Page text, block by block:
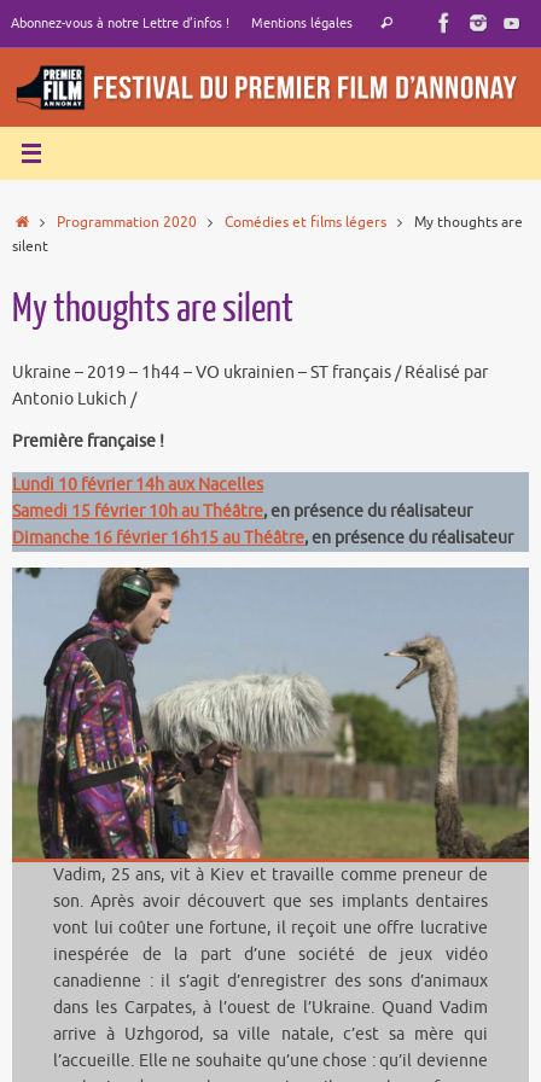
contenu
Abonnez-vous à notre Lettre d’infos ! Mentions légales
Recherche
Rechercher
AccueilProgrammation 2020 Comédies et films légers
My thoughts are
silent
My thoughts are silent
Ukraine – 2019 – 1h44 – VO ukrainien – ST français / Réalisé par
Antonio Lukich /
Première française !
Lundi 10 février 14h aux Nacelles
Samedi 15 février 10h au Théâtre, en présence du réalisateur
Dimanche 16 février 16h15 au Théâtre, en présence du réalisateur
Vadim, 25 ans, vit à Kiev et travaille comme preneur de
son. Après avoir découvert que ses implants dentaires
vont lui coûter une fortune, il reçoit une offre lucrative
inespérée de la part d’une société de jeux vidéo
canadienne : il s’agit d’enregistrer des sons d’animaux
dans les Carpates, à l’ouest de l’Ukraine. Quand Vadim
arrive à Uzhgorod, sa ville natale, c’est sa mère qui
l’accueille. Elle ne souhaite qu’une chose : qu’il devienne